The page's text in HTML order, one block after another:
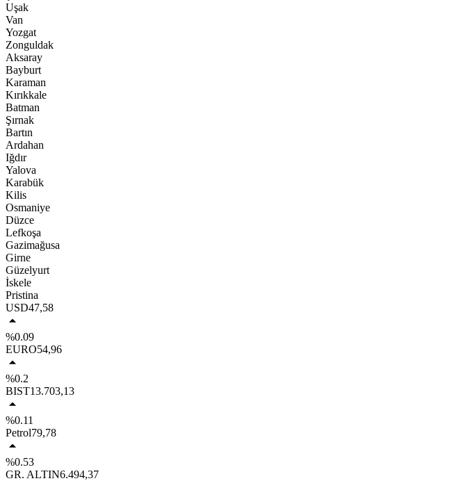
Uşak
Van
Yozgat
Zonguldak
Aksaray
Bayburt
Karaman
Kırıkkale
Batman
Şırnak
Bartın
Ardahan
Iğdır
Yalova
Karabük
Kilis
Osmaniye
Düzce
Lefkoşa
Gazimağusa
Girne
Güzelyurt
İskele
Pristina
USD47,58
%0.09
EURO54,96
%0.2
BIST13.703,13
%0.11
Petrol79,78
%0.53
GR. ALTIN6.494,37